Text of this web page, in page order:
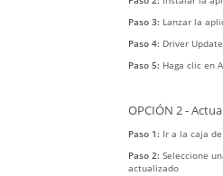
Paso 3: Lanzar la
Paso 4: Driver
Paso 5: Haga clic en
OPCIÓN 2 -
Paso 1: Ir a la caja
Paso 2: Seleccione
actualizado